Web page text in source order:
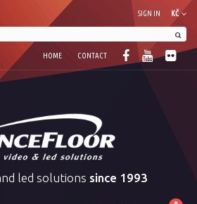
KČ
SIGN IN
HOME CONTACT
led solutions since 1993